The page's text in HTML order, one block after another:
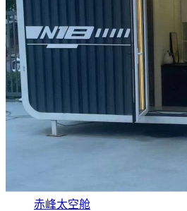
赤峰太空舱